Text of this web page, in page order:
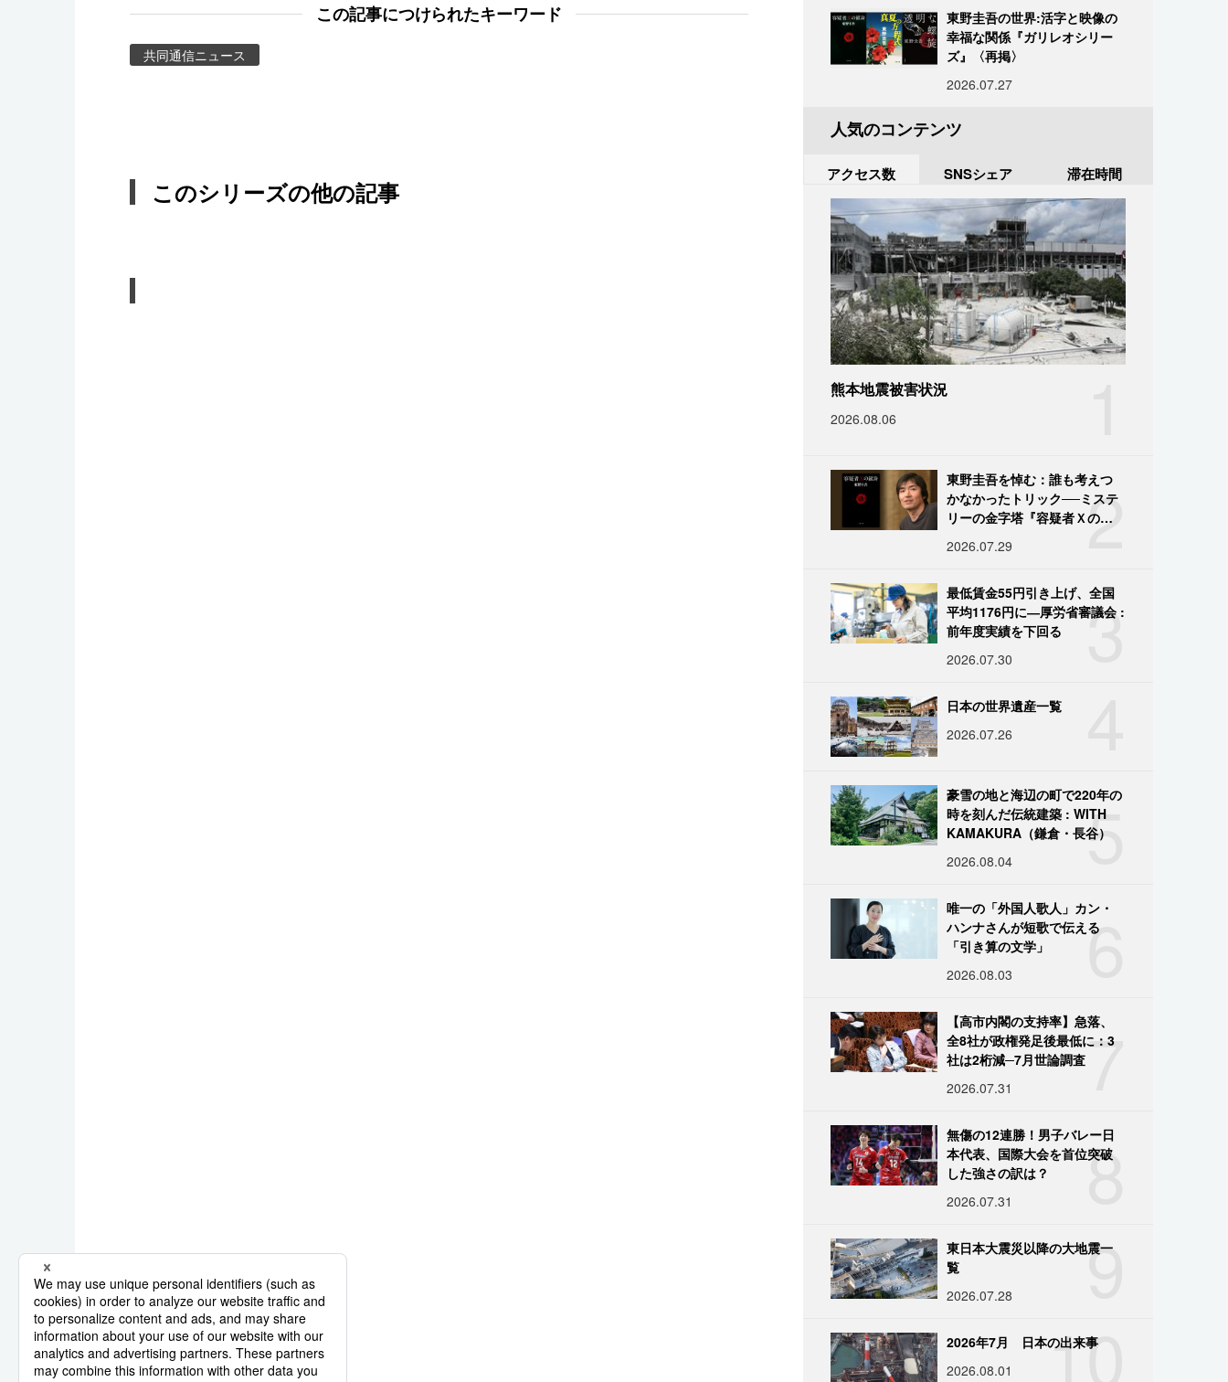
この記事につけられたキーワード
共同通信ニュース
このシリーズの他の記事
東野圭吾の世界:活字と映像の
幸福な関係『ガリレオシリー
ズ』〈再掲〉
2026.07.27
人気のコンテンツ
アクセス数 SNSシェア 滞在時間
熊本地震被害状況
2026.08.06
2
東野圭吾を悼む：誰も考えつ
かなかったトリック──ミステ
リーの金字塔『容疑者Ｘの献
2026.07.29
3
最低賃金55円引き上げ、全国
平均1176円に―厚労省審議会 :
前年度実績を下回る
2026.07.30
日本の世界遺産一覧
2026.07.26
5
豪雪の地と海辺の町で220年の
時を刻んだ伝統建築 : WITH
KAMAKURA（鎌倉・長谷）
2026.08.04
6
唯一の「外国人歌人」カン・
ハンナさんが短歌で伝える
「引き算の文学」
2026.08.03
7
【高市内閣の支持率】急落、
全8社が政権発足後最低に：3
社は2桁減─7月世論調査
2026.07.31
8
無傷の12連勝！男子バレー日
本代表、国際大会を首位突破
した強さの訳は？
2026.07.31
9
東日本大震災以降の大地震一
覧
2026.07.28
10
2026年7月 日本の出来事
2026.08.01